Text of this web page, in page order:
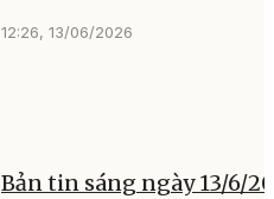
12:26, 13/06/2026
Bản tin sáng ngày 13/6/